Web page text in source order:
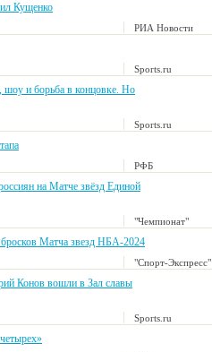
Кущенко
РИА Новости
Sports.ru
и борьба в концовке. Но
Sports.ru
РФБ
на Матче звёзд Единой
"Чемпионат"
Матча звезд НБА-2024
"Спорт-Экспресс"
Конов вошли в Зал славы
Sports.ru